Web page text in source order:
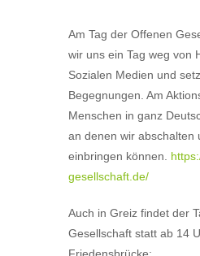
Am Tag der Offenen
wir uns ein Tag weg von
Sozialen Medien und
Begegnungen. Am
Menschen in ganz
an denen wir abschalten
einbringen können
gesellschaft.de/
Auch in Greiz findet der
Gesellschaft statt ab 14
Friedensbrücke: